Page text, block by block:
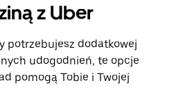
z Uber
potrzebujesz dodatkowej
udogodnień, te opcje
pomogą Tobie i Twojej